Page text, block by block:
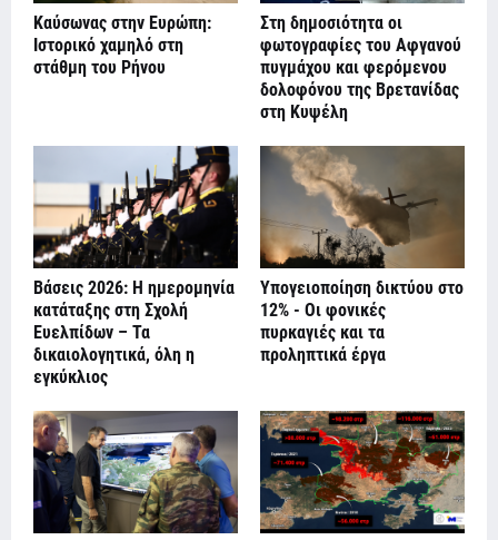
Καύσωνας στην Ευρώπη:
Ιστορικό χαμηλό στη
στάθμη του Ρήνου
Στη δημοσιότητα οι
φωτογραφίες του Αφγανού
πυγμάχου και φερόμενου
δολοφόνου της Βρετανίδας
στη Κυψέλη
Βάσεις 2026: Η ημερομηνία
κατάταξης στη Σχολή
Ευελπίδων – Τα
δικαιολογητικά, όλη η
εγκύκλιος
Υπογειοποίηση δικτύου στο
12% - Οι φονικές
πυρκαγιές και τα
προληπτικά έργα